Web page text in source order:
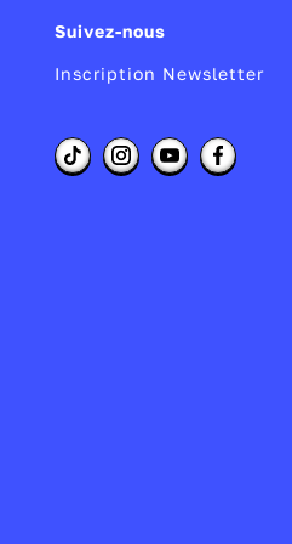
comme la vache, le
etc.
de Maître Lucas
de masseetles unités
Suivez-nous
Inscription Newsletter